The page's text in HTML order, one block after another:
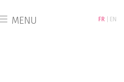
FR EN
MENU